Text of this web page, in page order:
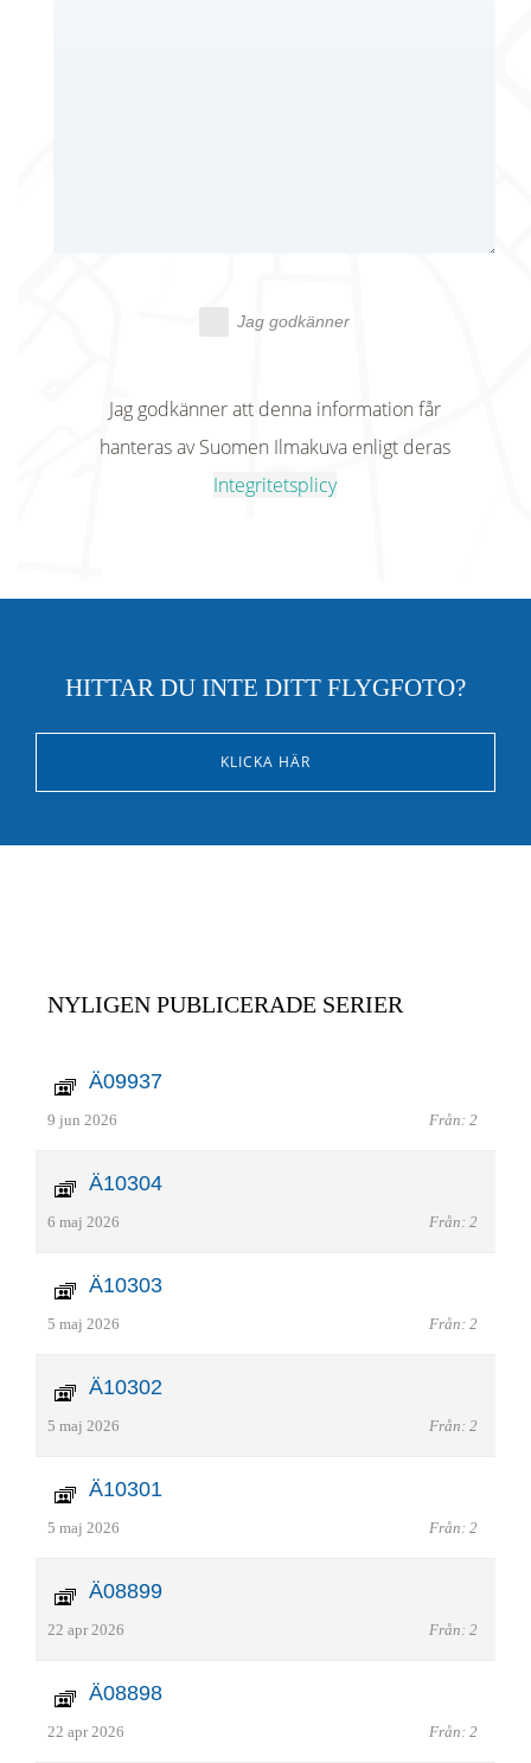
Jag godkänner
Jag godkänner att denna information får
hanteras av Suomen Ilmakuva enligt deras
Integritetsplicy
HITTAR DU INTE DITT FLYGFOTO?
KLICKA HÄR
NYLIGEN PUBLICERADE SERIER
Ä09937
9 jun 2026 Från: 2
Ä10304
6 maj 2026 Från: 2
Ä10303
5 maj 2026 Från: 2
Ä10302
5 maj 2026 Från: 2
Ä10301
5 maj 2026 Från: 2
Ä08899
22 apr 2026 Från: 2
Ä08898
22 apr 2026 Från: 2